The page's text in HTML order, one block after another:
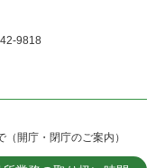
9818
開庁・閉庁のご案内）